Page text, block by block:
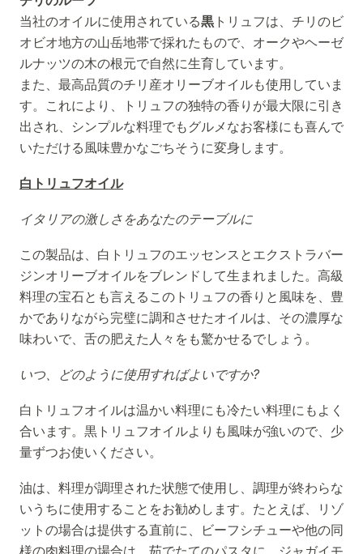
当社のオイルに使用されている黒 トリュフは、チリのビ
オビオ地方の山岳地帯で採れたもので、オークやヘーゼ
ルナッツの木の根元で自然に生育しています。
また、最高品質のチリ産オリーブオイルも使用していま
す。これにより、トリュフの独特の香りが最大限に引き
出され、シンプルな料理でもグルメなお客様にも喜んで
いただける風味豊かなごちそうに変身します。
白トリュフオイル
イタリアの激しさをあなたのテーブルに
この製品は、白トリュフのエッセンスとエクストラバー
ジンオリーブオイルをブレンドして生まれました。高級
料理の宝石とも言えるこのトリュフの香りと風味を、豊
かでありながら完璧に調和させたオイルは、その濃厚な
味わいで、舌の肥えた人々をも驚かせるでしょう。
いつ、どのように使用すればよいですか?
白トリュフオイルは温かい料理にも冷たい料理にもよく
合います。黒トリュフオイルよりも風味が強いので、少
量ずつお使いください。
油は、料理が調理された状態で使用し、調理が終わらな
いうちに使用することをお勧めします。たとえば、リゾ
ットの場合は提供する直前に、ビーフシチューや他の同
様の肉料理の場合は、茹でたてのパスタに、ジャガイモ